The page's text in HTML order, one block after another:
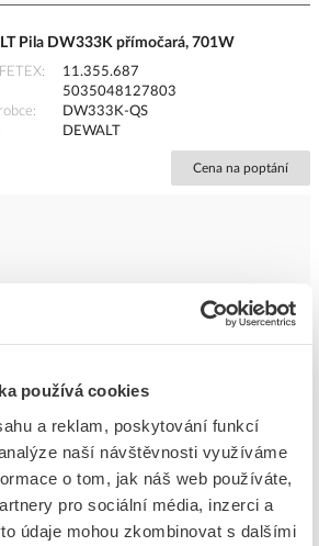
používá cookies
a reklam, poskytování funkcí
naší návštěvnosti využíváme
o tom, jak náš web používáte,
pro sociální média, inzerci a
údaje mohou zkombinovat s dalšími
Pila DW333K přímočará, 701W
11.355.687
5035048127803
DW333K-QS
DEWALT
Cena na poptání
Pila DW331K přímočará, 701W
DW331K-QS
Cena na poptání